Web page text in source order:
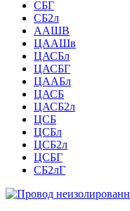
СБГ
СБ2л
ААШВ
ЦААШв
ЦАСБл
ЦАСБГ
ЦААБл
ЦАСБ
ЦАСБ2л
ЦСБ
ЦСБл
ЦСБ2л
ЦСБГ
СБ2лГ